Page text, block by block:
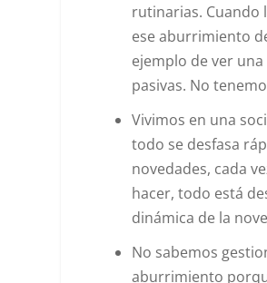
rutinarias. Cuando
ese aburrimiento
ejemplo de ver
pasivas. No
Vivimos en una
todo se desfasa
novedades, cada
hacer, todo está
dinámica de la
No sabemos
aburrimiento